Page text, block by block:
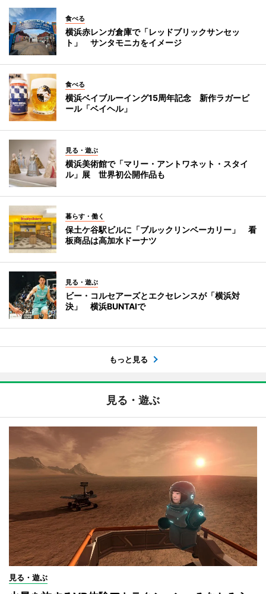
食べる
横浜赤レンガ倉庫で「レッドブリックサンセッ
ト」 サンタモニカをイメージ
食べる
横浜ベイブルーイング15周年記念 新作ラガービ
ール「ベイヘル」
見る・遊ぶ
横浜美術館で「マリー・アントワネット・スタイ
ル」展 世界初公開作品も
暮らす・働く
保土ケ谷駅ビルに「ブルックリンベーカリー」 看
板商品は高加水ドーナツ
見る・遊ぶ
ビー・コルセアーズとエクセレンスが「横浜対
決」 横浜BUNTAIで
もっと見る
見る・遊ぶ
見る・遊ぶ